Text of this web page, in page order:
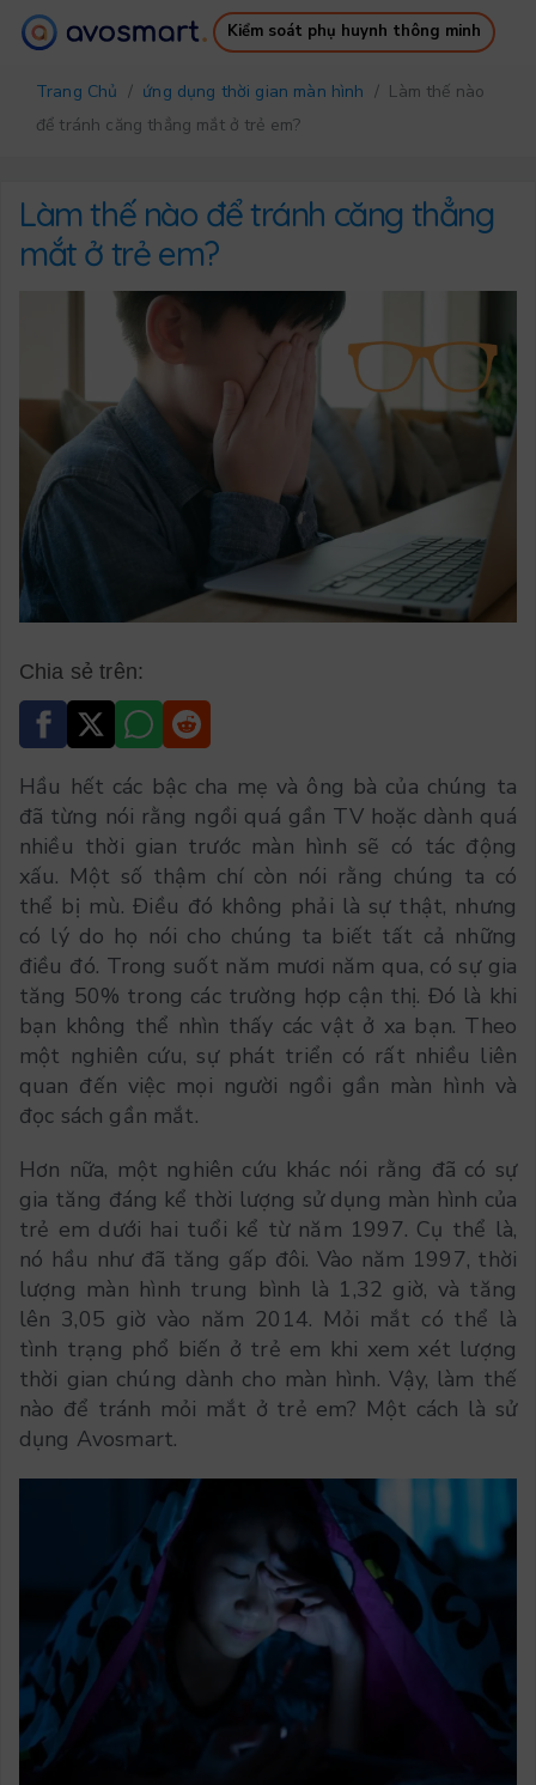
Kiểm soát phụ huynh thông minh
Cách nó hoạt động
Bảng giá
Tải xuống
Hỗ trợ
Đăng nhập
Đăng ký
Trang Chủ / ứng dụng thời gian màn hình / Làm thế nào
để tránh căng thẳng mắt ở trẻ em?
Làm thế nào để tránh căng thẳng
mắt ở trẻ em?
Chia sẻ trên:
Hầu hết các bậc cha mẹ và ông bà của chúng ta
đã từng nói rằng ngồi quá gần TV hoặc dành quá
nhiều thời gian trước màn hình sẽ có tác động
xấu. Một số thậm chí còn nói rằng chúng ta có
thể bị mù. Điều đó không phải là sự thật, nhưng
có lý do họ nói cho chúng ta biết tất cả những
điều đó. Trong suốt năm mươi năm qua, có sự gia
tăng 50% trong các trường hợp cận thị. Đó là khi
bạn không thể nhìn thấy các vật ở xa bạn. Theo
một nghiên cứu, sự phát triển có rất nhiều liên
quan đến việc mọi người ngồi gần màn hình và
đọc sách gần mắt.
Hơn nữa, một nghiên cứu khác nói rằng đã có sự
gia tăng đáng kể thời lượng sử dụng màn hình của
trẻ em dưới hai tuổi kể từ năm 1997. Cụ thể là,
nó hầu như đã tăng gấp đôi. Vào năm 1997, thời
lượng màn hình trung bình là 1,32 giờ, và tăng
lên 3,05 giờ vào năm 2014. Mỏi mắt có thể là
tình trạng phổ biến ở trẻ em khi xem xét lượng
thời gian chúng dành cho màn hình. Vậy, làm thế
nào để tránh mỏi mắt ở trẻ em? Một cách là sử
dụng Avosmart.